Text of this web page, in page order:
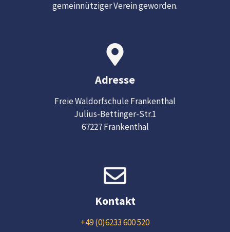
gemeinnütziger Verein geworden.
Adresse
Freie Waldorfschule Frankenthal
Julius-Bettinger-Str.1
67227 Frankenthal
Kontakt
+49 (0)6233 600 520